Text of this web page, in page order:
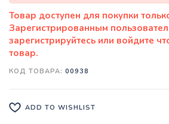
КОД ТОВАРА: 00938
ADD TO WISHLIST